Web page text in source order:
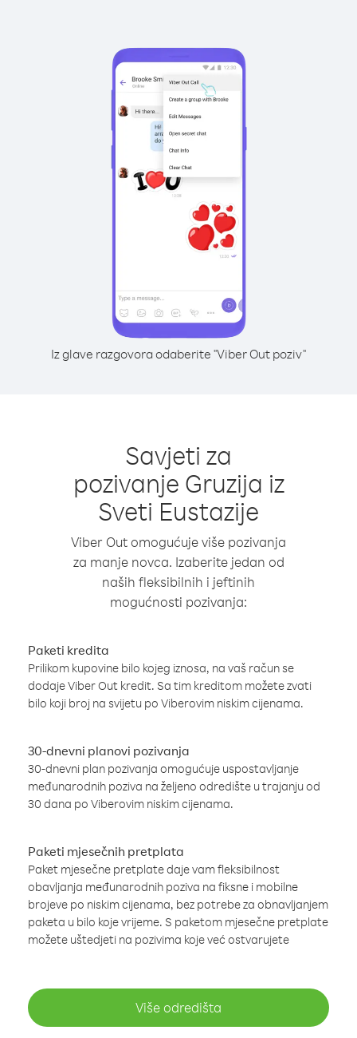
Iz glave razgovora odaberite "Viber Out poziv"
Savjeti za
pozivanje Gruzija iz
Sveti Eustazije
Viber Out omogućuje više pozivanja
za manje novca. Izaberite jedan od
naših fleksibilnih i jeftinih
mogućnosti pozivanja:
Paketi kredita
Prilikom kupovine bilo kojeg iznosa, na vaš račun se
dodaje Viber Out kredit. Sa tim kreditom možete zvati
bilo koji broj na svijetu po Viberovim niskim cijenama.
30-dnevni planovi pozivanja
30-dnevni plan pozivanja omogućuje uspostavljanje
međunarodnih poziva na željeno odredište u trajanju od
30 dana po Viberovim niskim cijenama.
Paketi mjesečnih pretplata
Paket mjesečne pretplate daje vam fleksibilnost
obavljanja međunarodnih poziva na fiksne i mobilne
brojeve po niskim cijenama, bez potrebe za obnavljanjem
paketa u bilo koje vrijeme. S paketom mjesečne pretplate
možete uštedjeti na pozivima koje već ostvarujete
Više odredišta